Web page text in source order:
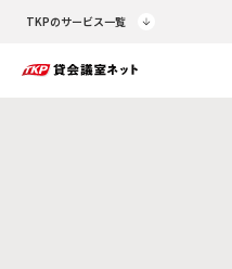
TKPのサービス一覧